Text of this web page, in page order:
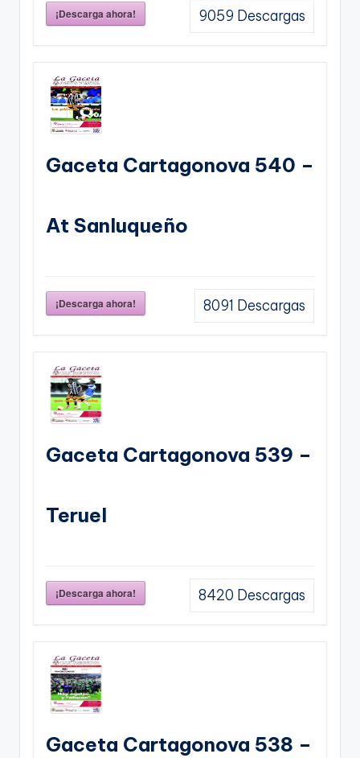
¡Descarga ahora! 9059 Descargas
Gaceta Cartagonova 540 –
At Sanluqueño
¡Descarga ahora! 8091 Descargas
Gaceta Cartagonova 539 –
Teruel
¡Descarga ahora! 8420 Descargas
Gaceta Cartagonova 538 –